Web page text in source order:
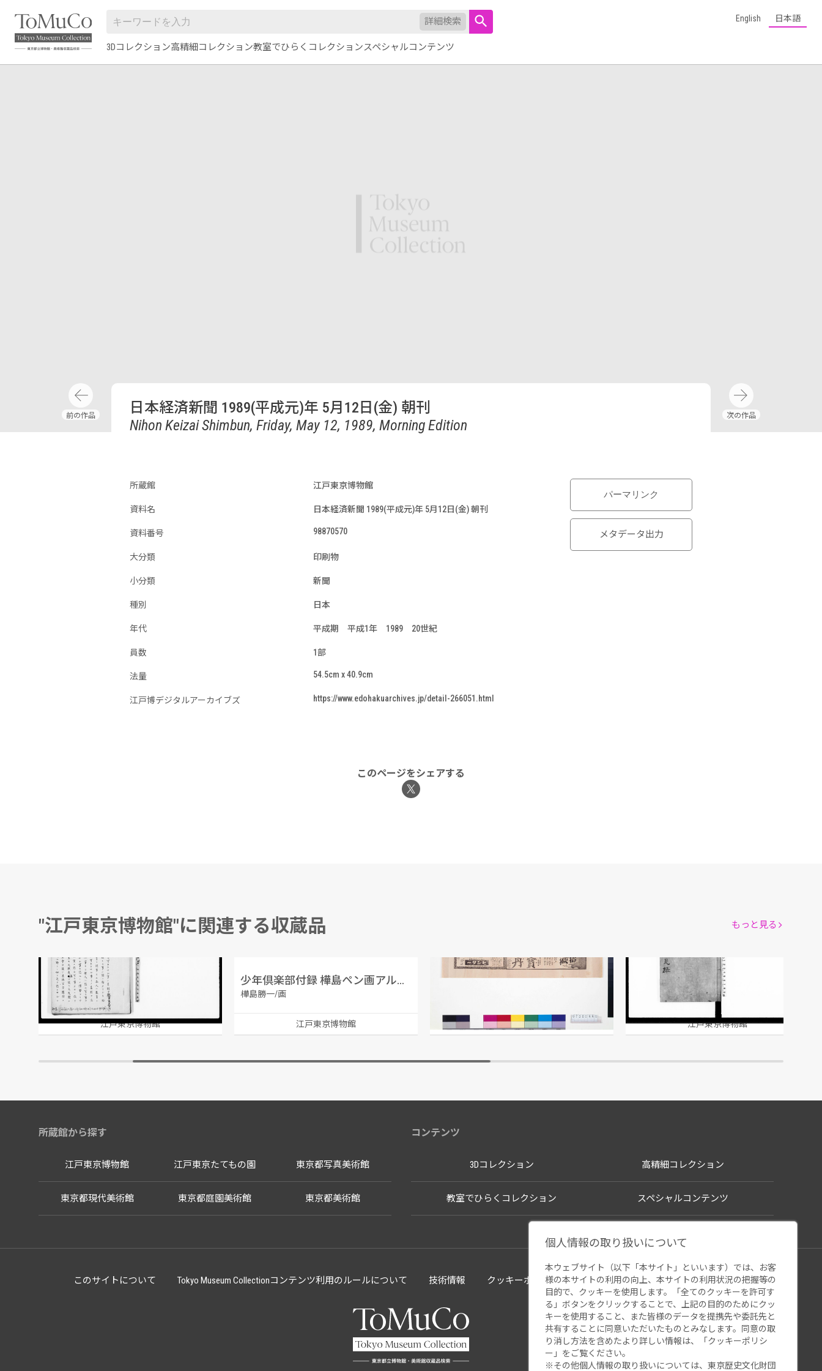
詳細検索
3Dコレクション高精細コレクション教室でひらくコレクションスペシャルコンテンツ
English 日本語
日本経済新聞 1989(平成元)年 5月12日(金) 朝刊
Nihon Keizai Shimbun, Friday, May 12, 1989, Morning Edition
所蔵館 江戸東京博物館
資料名 日本経済新聞 1989(平成元)年 5月12日(金) 朝刊
資料番号 98870570
大分類 印刷物
小分類 新聞
種別 日本
年代 平成期 平成1年 1989 20世紀
員数 1部
法量 54.5cm x 40.9cm
江戸博デジタルアーカイブズ https://www.edohakuarchives.jp/detail-266051.html
パーマリンク
メタデータ出力
このページをシェアする
"江戸東京博物館"に関連する収蔵品
江戸東京博物館
少年倶楽部付録 樺島ペン画アルバム 7｢支那公園」
樺島勝一/画
江戸東京博物館
「宝丹」「ヒンター」広告
江戸東京博物館
献白布告菅見録
松堂先生/著
江戸東京博物館
もっと見る
所蔵館から探す
江戸東京博物館 江戸東京たてもの園 東京都写真美術館
東京都現代美術館 東京都庭園美術館 東京都美術館
コンテンツ
3Dコレクション 高精細コレクション
教室でひらくコレクション スペシャルコンテンツ
このサイトについて Tokyo Museum Collectionコンテンツ利用のルールについて 技術情報 クッキーポリシー ウェブアクセシビリティ 関連サイト
個人情報の取り扱いについて
本ウェブサイト（以下「本サイト」といいます）では、お客
様の本サイトの利用の向上、本サイトの利用状況の把握等の
目的で、クッキーを使用します。「全てのクッキーを許可す
る」ボタンをクリックすることで、上記の目的のためにクッ
キーを使用すること、また皆様のデータを提携先や委託先と
共有することに同意いただいたものとみなします。同意の取
り消し方法を含めたより詳しい情報は、「 クッキーポリシ
ー 」をご覧ください。
※その他個人情報の取り扱いについては、 東京歴史文化財団